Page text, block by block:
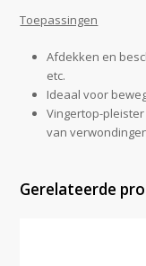
Toepassingen
Afdekken en
etc.
Ideaal voor
Vingertop-
van
Gerelateerde